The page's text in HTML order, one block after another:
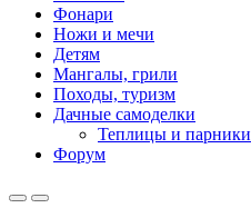
Фонари
Ножи и мечи
Детям
Мангалы, грили
Походы, туризм
Дачные самоделки
Теплицы и парники
Форум